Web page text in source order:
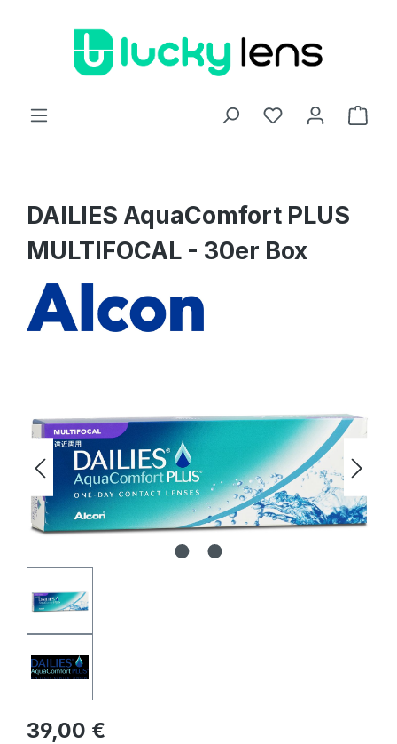
DAILIES AquaComfort PLUS
MULTIFOCAL - 30er Box
Regulärer Preis:
39,00 €